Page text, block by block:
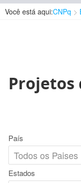
Você está aqui:CNPq
Projetos
País
Estados